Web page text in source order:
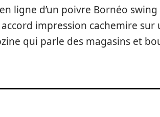
ligne d’un poivre Bornéo
impression cachemire
qui parle des magasins et